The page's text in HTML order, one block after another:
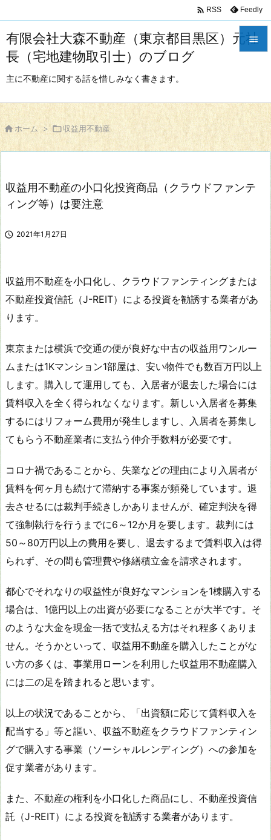
有限会社大森不動産（東京都目黒区）元社
長（宅地建物取引士）のブログ
主に不動産に関する話を惜しみなく書きます。

サイド

前へ

 RSS Feedly
 ホーム > 収益用不動産
収益用不動産の小口化投資商品（クラウドファンテ
ィング等）は要注意
 2021年1月27日
収益用不動産を小口化し、クラウドファンティングまたは
不動産投資信託（J-REIT）による投資を勧誘する業者があ
ります。
東京または横浜で交通の便が良好な中古の収益用ワンルー
ムまたは1Kマンション1部屋は、安い物件でも数百万円以上
します。購入して運用しても、入居者が退去した場合には
賃料収入を全く得られなくなります。新しい入居者を募集
するにはリフォーム費用が発生しますし、入居者を募集し
てもらう不動産業者に支払う仲介手数料が必要です。
コロナ禍であることから、失業などの理由により入居者が
賃料を何ヶ月も続けて滞納する事案が頻発しています。退
去させるには裁判手続きしかありませんが、確定判決を得
て強制執行を行うまでに6～12か月を要します。裁判には
50～80万円以上の費用を要し、退去するまで賃料収入は得
られず、その間も管理費や修繕積立金を請求されます。
都心でそれなりの収益性が良好なマンションを1棟購入する
場合は、1億円以上の出資が必要になることが大半です。そ
のような大金を現金一括で支払える方はそれ程多くありま
せん。そうかといって、収益用不動産を購入したことがな
い方の多くは、事業用ローンを利用した収益用不動産購入
には二の足を踏まれると思います。
以上の状況であることから、「出資額に応じて賃料収入を
配当する」等と謳い、収益不動産をクラウドファンティン
グで購入する事業（ソーシャルレンディング）への参加を
促す業者があります。
また、不動産の権利を小口化した商品にし、不動産投資信
託（J-REIT）による投資を勧誘する業者があります。